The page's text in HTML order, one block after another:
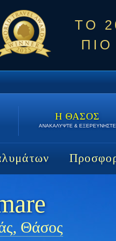
ΤΟ
Η ΘΑΣΟΣ
ΑΝΑΚΑΛΥΨΤΕ & ΕΞΕΡΕΥΝΗΣΤΕ
Θάσος